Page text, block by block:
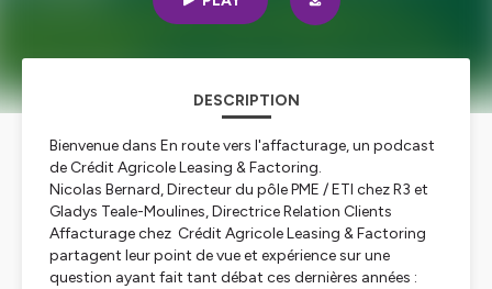
DESCRIPTION
Bienvenue dans En route vers l'affacturage, un podcast
de Crédit Agricole Leasing & Factoring.
Nicolas Bernard, Directeur du pôle PME / ETI chez R3 et
Gladys Teale-Moulines, Directrice Relation Clients
Affacturage chez Crédit Agricole Leasing & Factoring
partagent leur point de vue et expérience sur une
question ayant fait tant débat ces dernières années :